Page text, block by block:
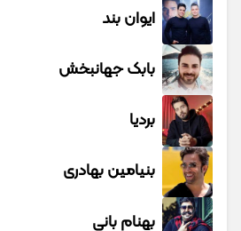
ایوان بند
بابک جهانبخش
بردیا
بنیامین بهادری
بهنام بانی